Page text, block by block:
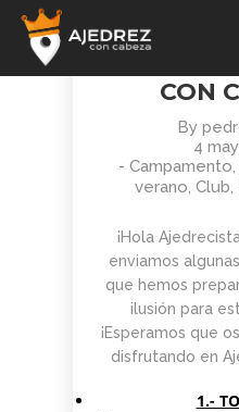
BOLETÍN
CON
By
4
- Campamento,
verano, Club,
¡Hola
enviamos
que hemos
ilusión para
¡Esperamos que
disfrutando en
1.-